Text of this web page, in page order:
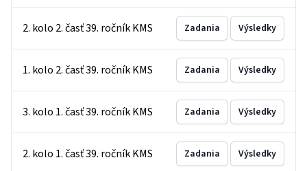
2. kolo 2. časť 39. ročník KMS Zadania Výsledky
1. kolo 2. časť 39. ročník KMS Zadania Výsledky
3. kolo 1. časť 39. ročník KMS Zadania Výsledky
2. kolo 1. časť 39. ročník KMS Zadania Výsledky